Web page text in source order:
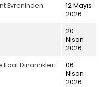
Evreninden
12 Mayıs
2026
20
Nisan
2026
İtaat Dinamikleri
06
Nisan
2026